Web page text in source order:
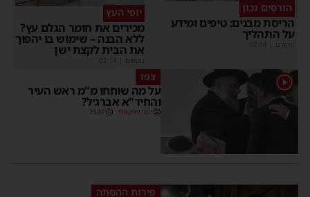
הורסים נכון
הריסת מבנים: טיפים ומידע
על התהליך
מקודם
יופי העץ
מכירים את חומר הגלם עץ?
ללא הבנה – שימוש בו יהפוך
את הבית לקצת ישן
מקודם
1 צפו
על מה שוחחו מ"מ ראש העיר
והחיד"א אברג׳ל?
יוסי יחזקאלי 23:37
פירות ההסתה